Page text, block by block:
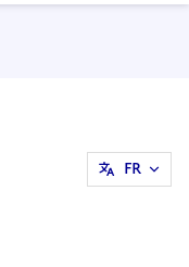
FR